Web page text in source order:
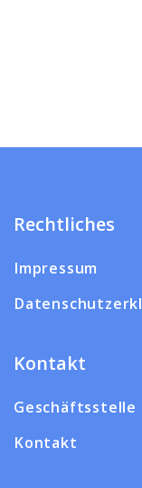
Rechtliches
Impressum
Kontakt
Geschäftsstelle
Kontakt